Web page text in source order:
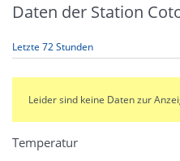
Daten der Station
Leider sind keine Daten zur
Temperatur